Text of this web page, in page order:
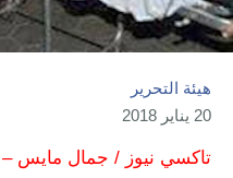
هيئة التحرير
20 يناير 2018
تاكسي نيوز / جمال مايس –